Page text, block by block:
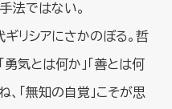
法ではない。
リシアにさかのぼる。哲
気とは何か」「善とは何
「無知の自覚」こそが思